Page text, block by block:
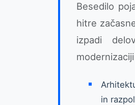
Besedilo
hitre
izpadi
in